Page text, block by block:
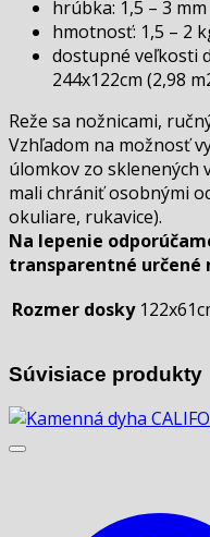
hrúbka: 1,5 – 3 mm
hmotnosť: 1,5 – 2
dostupné veľkosti
244x122cm (2,98
Reže sa nožnicami,
Vzhľadom na možnosť
úlomkov zo sklenených
mali chrániť osobnými
okuliare, rukavice).
Na lepenie
transparentné určené
Rozmer dosky
Súvisiace produkty